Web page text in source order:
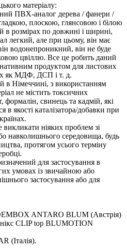
матеріалу:
ПВХ-аналог дерева / фанери /
плоскою, глянсовою і білою
розмірах по довжині і ширині,
легкий, але при цьому, він має
водонепроникний, він не буде
цвіллю. Все це робить даний
продуктом для листових
як МДФ, ДСП і т. д.
в Німеччині, з використанням
не містить токсичних
формалін, свинець та кадмій, які
в якості каталізатора/добавки при
ніяких проблем зі
навколишнього середовища, будь
протягом усього терміну
для застосування в
умовах із звичайною або
застосування або для
ANTARO BLUM (Австрія)
CLIP top BLUMOTION
(Італія).